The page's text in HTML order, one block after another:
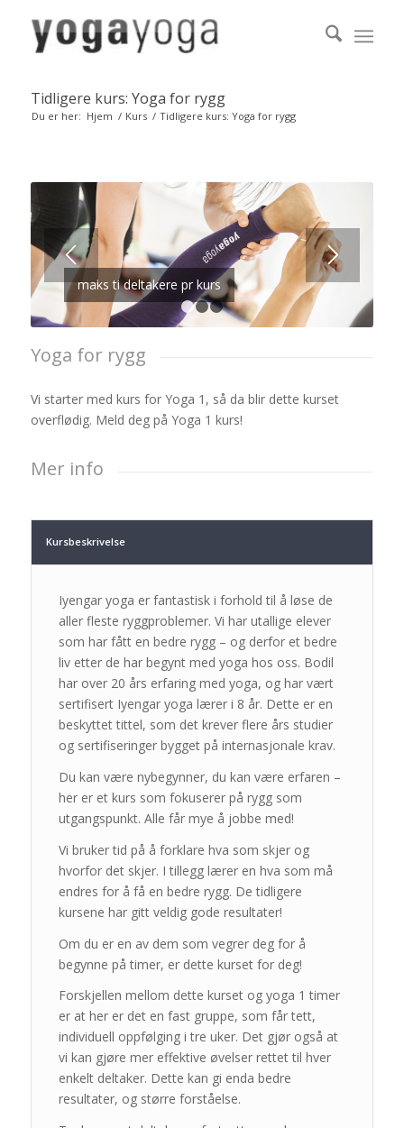
Tidligere kurs: Yoga for rygg
Du er her: Hjem / Kurs / Tidligere kurs: Yoga for rygg
maks ti deltakere pr kurs
1
2 3
Yoga for rygg
Vi starter med kurs for Yoga 1, så da blir dette kurset
overflødig. Meld deg på Yoga 1 kurs!
Mer info
Kursbeskrivelse
Iyengar yoga er fantastisk i forhold til å løse de
aller fleste ryggproblemer. Vi har utallige elever
som har fått en bedre rygg – og derfor et bedre
liv etter de har begynt med yoga hos oss. Bodil
har over 20 års erfaring med yoga, og har vært
sertifisert Iyengar yoga lærer i 8 år. Dette er en
beskyttet tittel, som det krever flere års studier
og sertifiseringer bygget på internasjonale krav.
Du kan være nybegynner, du kan være erfaren –
her er et kurs som fokuserer på rygg som
utgangspunkt. Alle får mye å jobbe med!
Vi bruker tid på å forklare hva som skjer og
hvorfor det skjer. I tillegg lærer en hva som må
endres for å få en bedre rygg. De tidligere
kursene har gitt veldig gode resultater!
Om du er en av dem som vegrer deg for å
begynne på timer, er dette kurset for deg!
Forskjellen mellom dette kurset og yoga 1 timer
er at her er det en fast gruppe, som får tett,
individuell oppfølging i tre uker. Det gjør også at
vi kan gjøre mer effektive øvelser rettet til hver
enkelt deltaker. Dette kan gi enda bedre
resultater, og større forståelse.